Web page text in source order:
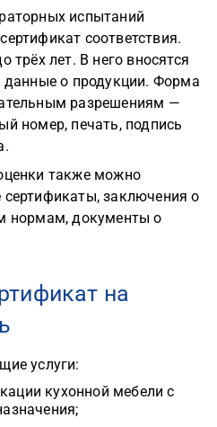
испытаний
соответствия.
трёх лет. В него вносятся
данные о продукции. Форма
разрешениям —
номер, печать, подпись
также можно
заключения о
нормам, документы о
на
услуги:
кухонной мебели с